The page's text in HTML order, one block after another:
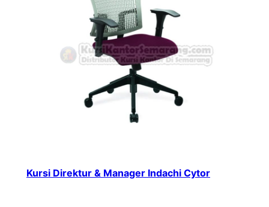
Kursi Direktur & Manager Indachi Cytor